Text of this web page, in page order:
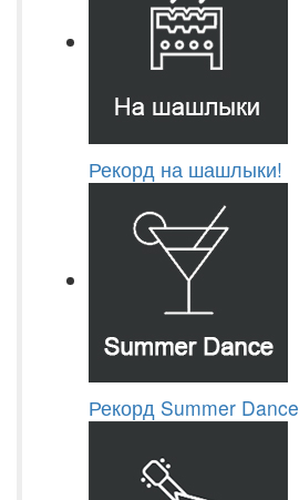
Рекорд на шашлыки!
Рекорд Summer Dance